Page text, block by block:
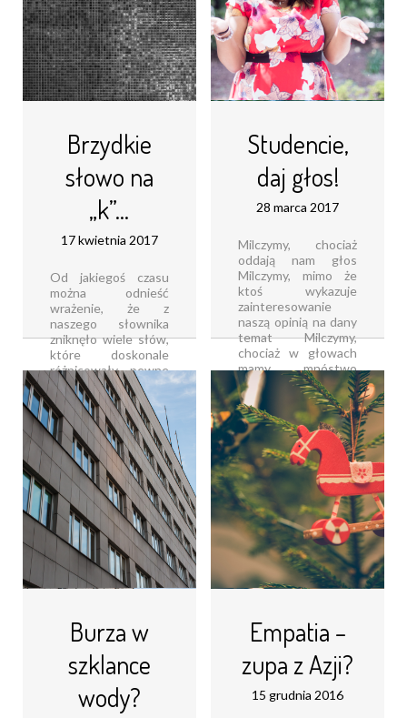
Brzydkie
słowo na
„k”…
17 kwietnia 2017
Od jakiegoś czasu
można odnieść
wrażenie, że z
naszego słownika
zniknęło wiele słów,
które doskonale
różnicowały pewne
emocje Przestajemy
się ekscytować,
fascynować czy
pasjonować W
rzeczywistości, w
której wszystko
usiłuje bazować [...]
Czytaj dalej...
Studencie,
daj głos!
28 marca 2017
Milczymy, chociaż
oddają nam głos
Milczymy, mimo że
ktoś wykazuje
zainteresowanie
naszą opinią na dany
temat Milczymy,
chociaż w głowach
mamy mnóstwo
potencjału – tak, to
my, studenci
Dlaczego boimy się
mówić Może jest z
nami tak jak [...]
Czytaj dalej...
Burza w
szklance
wody?
Empatia –
zupa z Azji?
15 grudnia 2016